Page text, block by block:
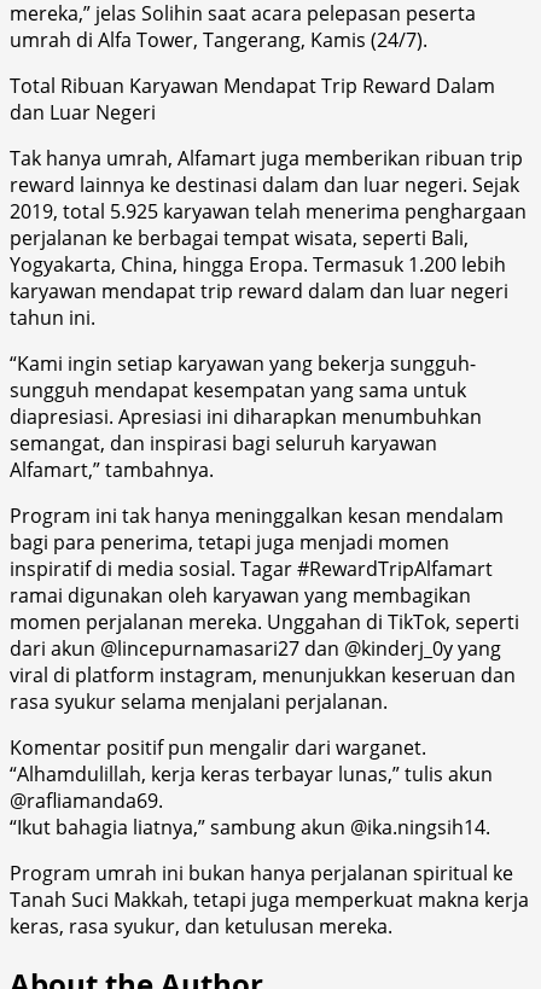
mereka,” jelas Solihin saat acara pelepasan peserta
umrah di Alfa Tower, Tangerang, Kamis (24/7).
Total Ribuan Karyawan Mendapat Trip Reward Dalam
dan Luar Negeri
Tak hanya umrah, Alfamart juga memberikan ribuan trip
reward lainnya ke destinasi dalam dan luar negeri. Sejak
2019, total 5.925 karyawan telah menerima penghargaan
perjalanan ke berbagai tempat wisata, seperti Bali,
Yogyakarta, China, hingga Eropa. Termasuk 1.200 lebih
karyawan mendapat trip reward dalam dan luar negeri
tahun ini.
“Kami ingin setiap karyawan yang bekerja sungguh-
sungguh mendapat kesempatan yang sama untuk
diapresiasi. Apresiasi ini diharapkan menumbuhkan
semangat, dan inspirasi bagi seluruh karyawan
Alfamart,” tambahnya.
Program ini tak hanya meninggalkan kesan mendalam
bagi para penerima, tetapi juga menjadi momen
inspiratif di media sosial. Tagar #RewardTripAlfamart
ramai digunakan oleh karyawan yang membagikan
momen perjalanan mereka. Unggahan di TikTok, seperti
dari akun @lincepurnamasari27 dan @kinderj_0y yang
viral di platform instagram, menunjukkan keseruan dan
rasa syukur selama menjalani perjalanan.
Komentar positif pun mengalir dari warganet.
“Alhamdulillah, kerja keras terbayar lunas,” tulis akun
@rafliamanda69.
“Ikut bahagia liatnya,” sambung akun @ika.ningsih14.
Program umrah ini bukan hanya perjalanan spiritual ke
Tanah Suci Makkah, tetapi juga memperkuat makna kerja
keras, rasa syukur, dan ketulusan mereka.